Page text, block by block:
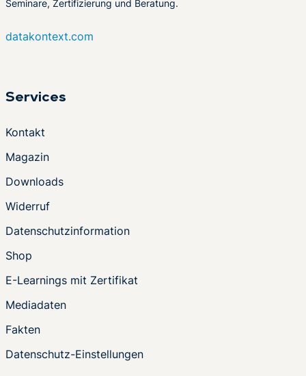
Seminare, Zertifizierung und Beratung.
datakontext.com
Services
Kontakt
Magazin
Downloads
Widerruf
Datenschutzinformation
Shop
E-Learnings mit Zertifikat
Mediadaten
Fakten
Datenschutz-Einstellungen